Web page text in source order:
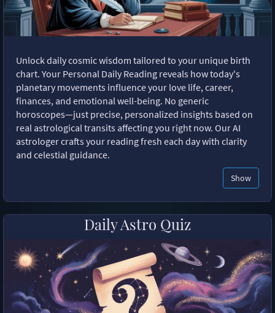
Unlock daily cosmic wisdom tailored to your unique birth
chart. Your Personal Daily Reading reveals how today's
planetary movements influence your love life, career,
finances, and emotional well-being. No generic
horoscopes—just precise, personalized insights based on
real astrological transits affecting you right now. Our AI
astrologer crafts your reading fresh each day with clarity
and celestial guidance.
Show
Daily Astro Quiz